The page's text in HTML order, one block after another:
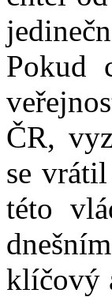
Pokud
ČR,
se
této
klíčový